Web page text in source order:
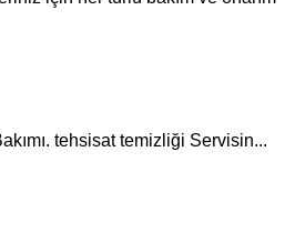
tehsisat temizliği Servisin...